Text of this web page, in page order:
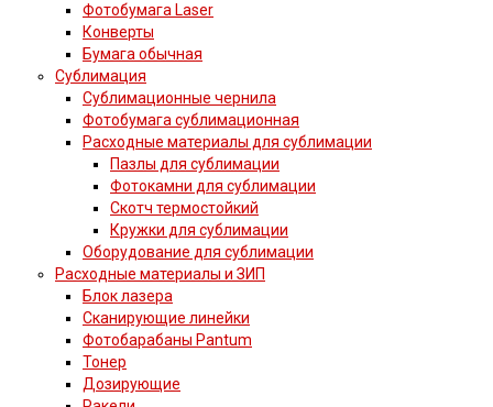
Фотобумага Laser
Конверты
Бумага обычная
Сублимация
Сублимационные чернила
Фотобумага сублимационная
Расходные материалы для сублимации
Пазлы для сублимации
Фотокамни для сублимации
Скотч термостойкий
Кружки для сублимации
Оборудование для сублимации
Расходные материалы и ЗИП
Блок лазера
Сканирующие линейки
Фотобарабаны Pantum
Тонер
Дозирующие